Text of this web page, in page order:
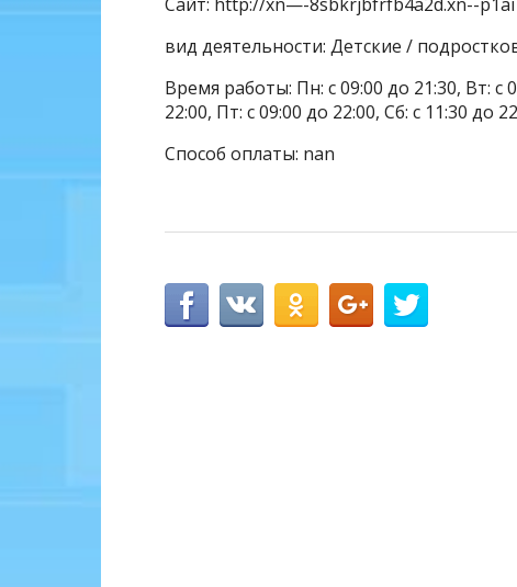
вид деятельности: Детские /
Время работы: Пн: с 09:00 до 21:30, Вт: с
22:00, Пт: с 09:00 до 22:00, Сб: с 11:30 до
Способ оплаты: nan